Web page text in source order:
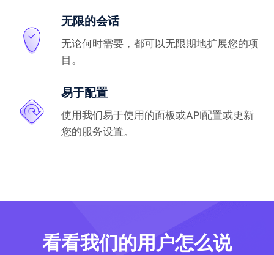
无限的会话
无论何时需要，都可以无限期地扩展您的项
目。
易于配置
使用我们易于使用的面板或API配置或更新
您的服务设置。
看看我们的用户怎么说